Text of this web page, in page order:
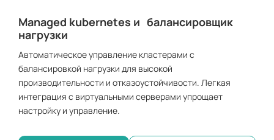
Managed kubernetes и балансировщик
нагрузки
Автоматическое управление кластерами с
балансировкой нагрузки для высокой
производительности и отказоустойчивости. Легкая
интеграция с виртуальными серверами упрощает
настройку и управление.